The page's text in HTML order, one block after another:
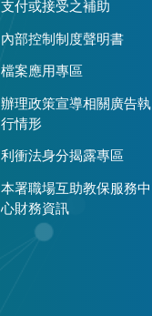
支付或接受之補助
內部控制制度聲明書
檔案應用專區
辦理政策宣導相關廣告執
行情形
利衝法身分揭露專區
本署職場互助教保服務中
心財務資訊